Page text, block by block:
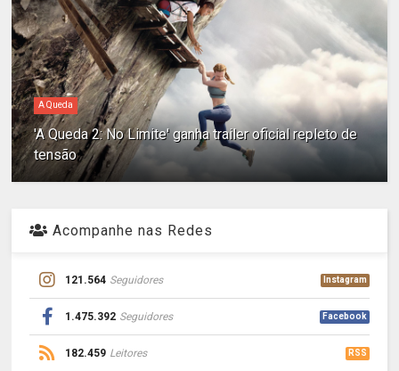
A Queda
'A Queda 2: No Limite' ganha trailer oficial repleto de
tensão
Acompanhe nas Redes
121.564 Seguidores Instagram
1.475.392 Seguidores Facebook
182.459 Leitores RSS